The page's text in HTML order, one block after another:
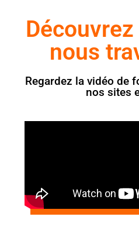
nous
Regardez la vidéo de
nos sites